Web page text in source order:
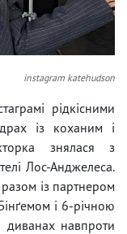
instagram katehudson
рідкісними
із коханим і
знялася з
Лос-Анджелеса.
із партнером
і 6-річною
диванах навпроти